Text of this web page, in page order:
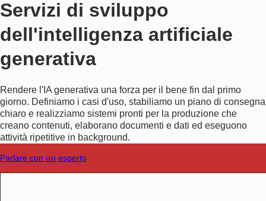
Servizi di sviluppo
dell'intelligenza artificiale
generativa
Rendere l'IA generativa una forza per il bene fin dal primo
giorno. Definiamo i casi d'uso, stabiliamo un piano di consegna
chiaro e realizziamo sistemi pronti per la produzione che
creano contenuti, elaborano documenti e dati ed eseguono
attività ripetitive in background.
Parlare con un esperto